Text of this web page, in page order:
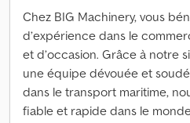
Chez BIG Machinery, vous
d’expérience dans le
et d’occasion. Grâce à notre
une équipe dévouée et
dans le transport maritime,
fiable et rapide dans le